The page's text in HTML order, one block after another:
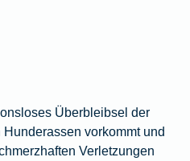
Überbleibsel der
vorkommt und
Verletzungen